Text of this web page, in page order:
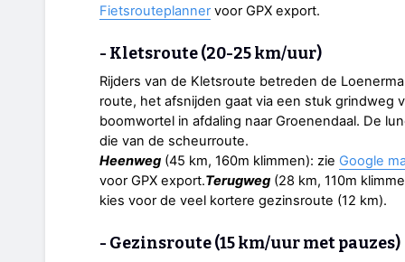
Fietsrouteplanner voor GPX export.
- Kletsroute (20-25 km/uur)
Rijders van de Kletsroute betreden de
route, het afsnijden gaat via een stuk grindweg
boomwortel in afdaling naar Groenendaal. De
die van de scheurroute.
Heenweg (45 km, 160m klimmen): zie Google
voor GPX export.Terugweg (28 km, 110m
kies voor de veel kortere gezinsroute (12 km).
- Gezinsroute (15 km/uur met pauzes)